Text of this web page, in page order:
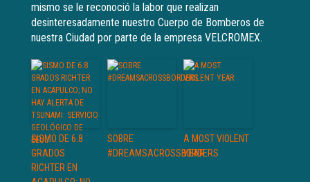
mismo se le reconoció la labor que realizan
desinteresadamente nuestro Cuerpo de Bomberos de
nuestra Ciudad por parte de la empresa VELCROMEX.
SISMO DE 6.8
GRADOS
RICHTER EN
SOBRE
#DREAMSACROSSBORDERS
A MOST VIOLENT
YEAR